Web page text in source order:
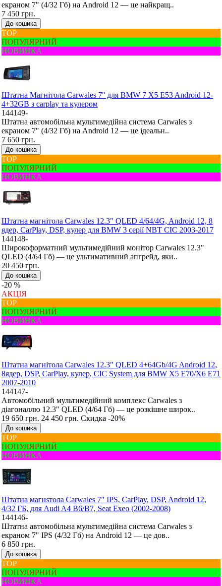
екраном 7" (4/32 Гб) на Android 12 — це найкращ..
7 450 грн.
До кошика
ТОР
ПОПУЛЯРНИЙ
НОВИНКА
Штатна Mагнітола Carwales 7'' для BMW 7 X5 E53 Android 12-
4+32GB з carplay та кулером
144149-
Штатна автомобільна мультимедійна система Carwales з
екраном 7" (4/32 Гб) на Android 12 — це ідеальн..
7 650 грн.
До кошика
ТОР
ПОПУЛЯРНИЙ
НОВИНКА
Штатна магнітола Carwales 12.3" QLED 4/64/4G, Android 12, 8
ядер, CarPlay, DSP, кулер для BMW 3 серії NBT CIC 2003-2017
144148-
Широкоформатний мультимедійний монітор Carwales 12.3"
QLED (4/64 Гб) — це ультимативний апгрейд, яки..
20 450 грн.
До кошика
-20 %
АКЦІЯ
ТОР
ПОПУЛЯРНИЙ
НОВИНКА
Штатна магнітола Carwales 12.3" QLED 4+64Gb/4G Android 12,
8ядер, DSP, CarPlay, кулер, CIC System для BMW X5 E70/X6 E71
2007-2010
144147-
Автомобільний мультимедійний комплекс Carwales з
діагоналлю 12.3" QLED (4/64 Гб) — це розкішне широк..
19 650 грн. 24 450 грн. Скидка -20%
До кошика
ТОР
ПОПУЛЯРНИЙ
НОВИНКА
Штатна магнsтола Carwales 7" IPS, CarPlay, DSP, Android 12,
4/32 ГБ, для Audi A4 B6/B7, Seat Exeo (2002-2008)
144146-
Штатна автомобільна мультимедійна система Carwales з
екраном 7" IPS (4/32 Гб) на Android 12 — це дов..
6 850 грн.
До кошика
ТОР
ПОПУЛЯРНИЙ
НОВИНКА